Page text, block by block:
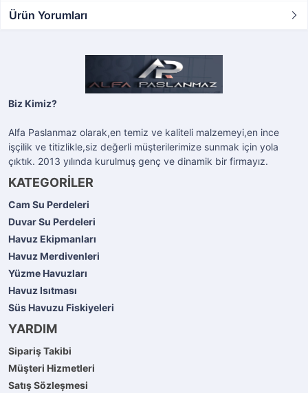
Ürün Yorumları
Biz Kimiz?
Alfa Paslanmaz olarak,en temiz ve kaliteli malzemeyi,en ince
işçilik ve titizlikle,siz değerli müşterilerimize sunmak için yola
çıktık. 2013 yılında kurulmuş genç ve dinamik bir firmayız.
KATEGORİLER
Cam Su Perdeleri
Duvar Su Perdeleri
Havuz Ekipmanları
Havuz Merdivenleri
Yüzme Havuzları
Havuz Isıtması
Süs Havuzu Fiskiyeleri
YARDIM
Sipariş Takibi
Müşteri Hizmetleri
Satış Sözleşmesi